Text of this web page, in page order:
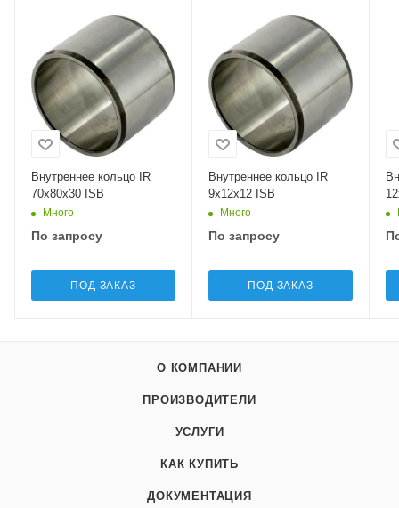
Внутреннее кольцо IR
70x80x30 ISB
Много
По запросу
ПОД ЗАКАЗ
Внутреннее кольцо IR
9x12x12 ISB
Много
По запросу
ПОД ЗАКАЗ
О КОМПАНИИ
ПРОИЗВОДИТЕЛИ
УСЛУГИ
КАК КУПИТЬ
ДОКУМЕНТАЦИЯ